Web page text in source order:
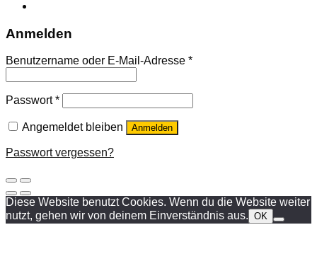
Anmelden
Benutzername oder E-Mail-Adresse *
Passwort*
Angemeldet bleiben Anmelden
Passwort vergessen?
Diese Website benutzt Cookies. Wenn du die Website weiter
nutzt, gehen wir von deinem Einverständnis aus. OK